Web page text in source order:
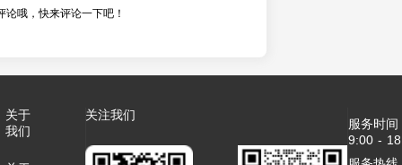
论哦，快来评论一下吧！
关于
我们
关注我们
服务时
9:00 -